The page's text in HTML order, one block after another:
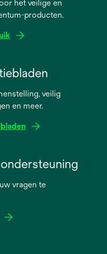
het veilige en
producten.
veilig
en meer.
vragen te